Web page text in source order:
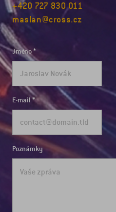
+420 727 830 011
maslan@cross.cz
Jméno
E-mail
Poznámky